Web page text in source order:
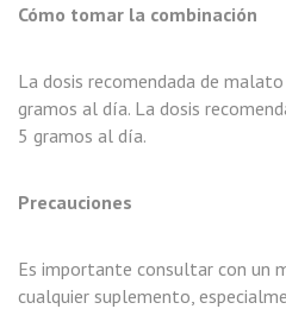
Cómo tomar la combinación
La dosis recomendada de
gramos al día. La dosis
5 gramos al día.
Precauciones
Es importante consultar con un
cualquier suplemento,